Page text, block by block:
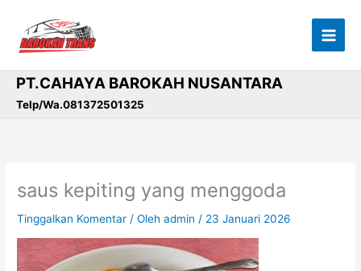
konten
PT.CAHAYA BAROKAH NUSANTARA
Telp/Wa.081372501325
saus kepiting yang menggoda
Tinggalkan Komentar / Olehadmin / 23 Januari 2026